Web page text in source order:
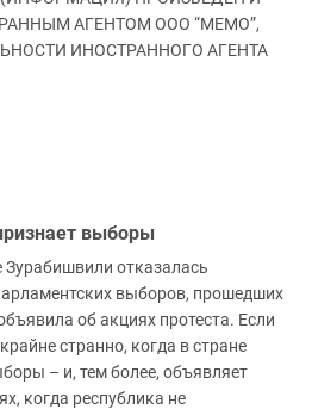
ЗАСТАВЛЯЕТ
АГЕНТОМ ООО “МЕМО”,
ИНОСТРАННОГО АГЕНТА
выборы
Зурабишвили отказалась
выборов, прошедших
об акциях протеста. Если
странно, когда в стране
– и, тем более, объявляет
когда республика не